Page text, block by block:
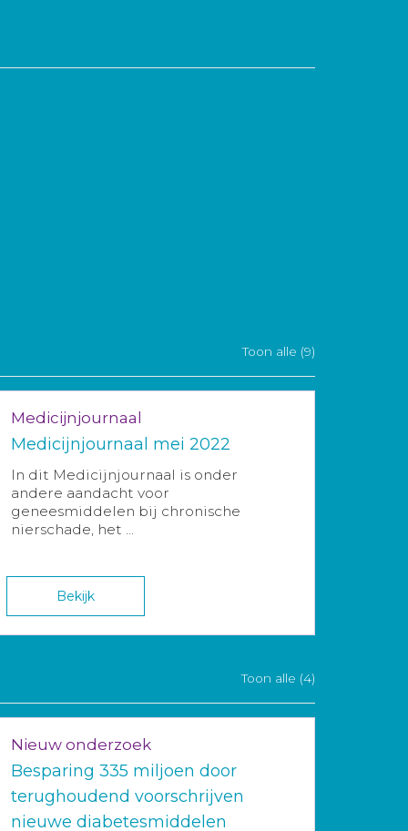
Toon alle (9)
Medicijnjournaal
Medicijnjournaal mei 2022
In dit Medicijnjournaal is onder
andere aandacht voor
geneesmiddelen bij chronische
nierschade, het ...
Bekijk
Toon alle (4)
Nieuw onderzoek
Besparing 335 miljoen door
terughoudend voorschrijven
nieuwe diabetesmiddelen